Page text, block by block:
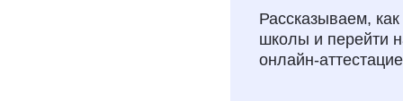
Рассказываем,
школы и перейти